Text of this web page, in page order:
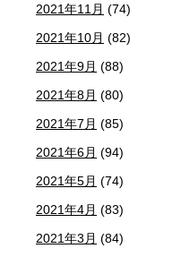
2021年11月 (74)
2021年10月 (82)
2021年9月 (88)
2021年8月 (80)
2021年7月 (85)
2021年6月 (94)
2021年5月 (74)
2021年4月 (83)
2021年3月 (84)